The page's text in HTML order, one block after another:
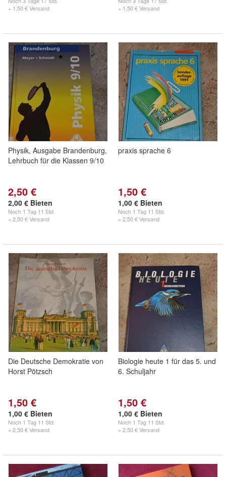
+ 1,50 € Versand
+ 1,50 € Versand
Physik, Ausgabe Brandenburg,
Lehrbuch für die Klassen 9/10
2,50 €
2,00 € Bieten
Noch 1 Tag 11 Std.
+ 2,50 € Versand
praxis sprache 6
1,50 €
1,00 € Bieten
Noch 1 Tag 11 Std.
+ 2,50 € Versand
Die Deutsche Demokratie von
Horst Pötzsch
1,50 €
1,00 € Bieten
Noch 1 Tag 11 Std.
+ 2,50 € Versand
Biologie heute 1 für das 5. und
6. Schuljahr
1,50 €
1,00 € Bieten
Noch 1 Tag 11 Std.
+ 2,50 € Versand